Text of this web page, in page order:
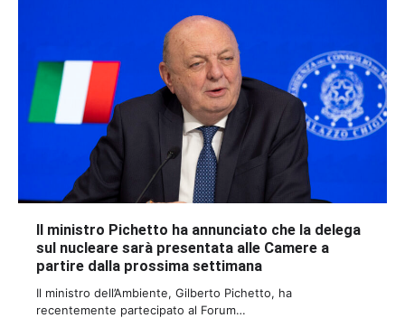
Il ministro Pichetto ha annunciato che la delega
sul nucleare sarà presentata alle Camere a
partire dalla prossima settimana
Il ministro dell’Ambiente, Gilberto Pichetto, ha
recentemente partecipato al Forum…